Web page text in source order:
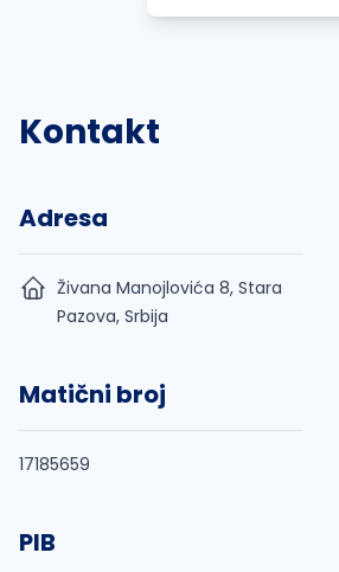
Kontakt
Adresa
Živana Manojlovića 8, Stara
Pazova, Srbija
Matični broj
17185659
PIB